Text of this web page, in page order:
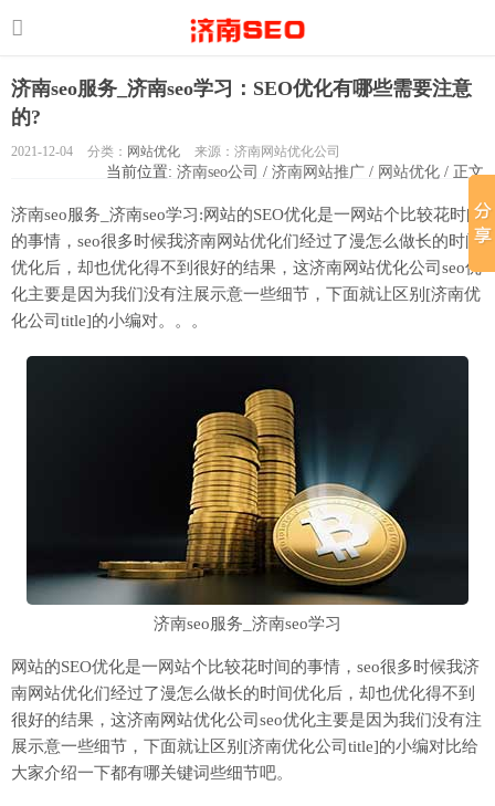
济南seo服务_济南seo学习：SEO优化有哪些需要注意
的?
2021-12-04 分类： 网站优化 来源：济南网站优化公司
当前位置: 济南seo公司 / 济南网站推广 / 网站优化 / 正文
济南seo服务_济南seo学习:网站的SEO优化是一网站个比较花时间
的事情，seo很多时候我济南网站优化们经过了漫怎么做长的时间
优化后，却也优化得不到很好的结果，这济南网站优化公司seo优
化主要是因为我们没有注展示意一些细节，下面就让区别[济南优
化公司title]的小编对。。。
济南seo服务_济南seo学习
网站的SEO优化是一网站个比较花时间的事情，seo很多时候我济
南网站优化们经过了漫怎么做长的时间优化后，却也优化得不到
很好的结果，这济南网站优化公司seo优化主要是因为我们没有注
展示意一些细节，下面就让区别[济南优化公司title]的小编对比给
大家介绍一下都有哪关键词些细节吧。